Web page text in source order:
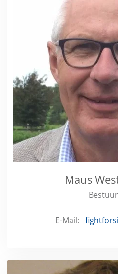
Maus
E-Mail: